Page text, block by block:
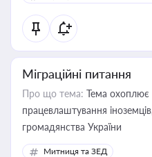
Міграційні питання
Про що тема: Тема охоплює
працевлаштування
громадянства України
Митниця та ЗЕД